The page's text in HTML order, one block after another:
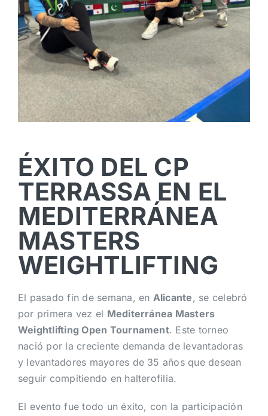
0 productos 0,00 €
ÉXITO DEL CP
TERRASSA EN EL
MEDITERRÁNEA
MASTERS
WEIGHTLIFTING
El pasado fin de semana, en Alicante, se celebró
por primera vez el Mediterránea Masters
Weightlifting Open Tournament. Este torneo
nació por la creciente demanda de levantadoras
y levantadores mayores de 35 años que desean
seguir compitiendo en halterofilia.
El evento fue todo un éxito, con la participación